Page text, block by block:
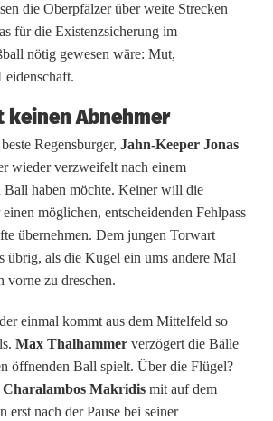
die Oberpfälzer über weite Strecken
für die Existenzsicherung im
nötig gewesen wäre: Mut,
keinen Abnehmer
Regensburger, Jahn-Keeper Jonas
wieder verzweifelt nach einem
Ball haben möchte. Keiner will die
möglichen, entscheidenden Fehlpass
übernehmen. Dem jungen Torwart
übrig, als die Kugel ein ums andere Mal
vorne zu dreschen.
einmal kommt aus dem Mittelfeld so
Max Thalhammer verzögert die Bälle
öffnenden Ball spielt. Über die Flügel?
Charalambos Makridis mit auf dem
erst nach der Pause bei seiner